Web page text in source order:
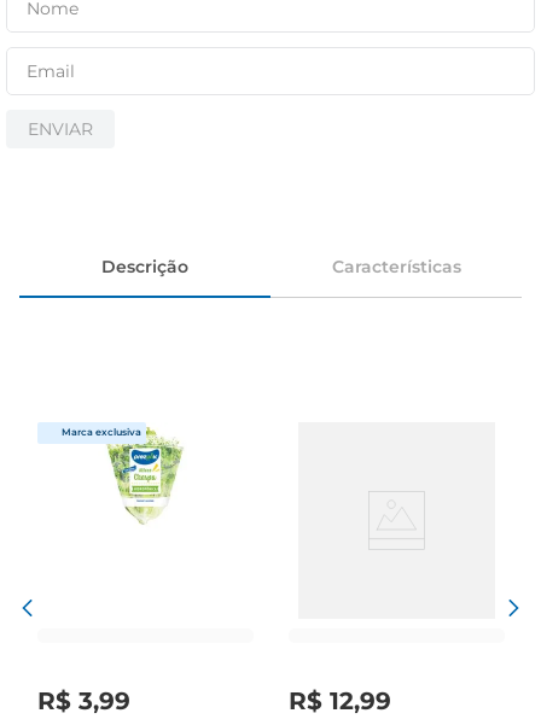
ENVIAR
Descrição Características
R$ 3,99 R$ 12,99
papel higiênico